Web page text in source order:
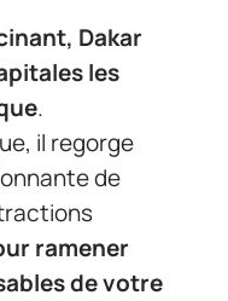
Dakar
les
.
il regorge
de
ramener
de votre